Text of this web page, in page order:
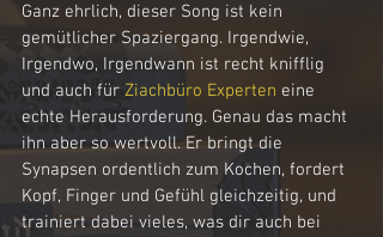
Ganz ehrlich, dieser Song ist kein
gemütlicher Spaziergang. Irgendwie,
Irgendwo, Irgendwann ist recht knifflig
und auch für Ziachbüro Experten eine
echte Herausforderung. Genau das macht
ihn aber so wertvoll. Er bringt die
Synapsen ordentlich zum Kochen, fordert
Kopf, Finger und Gefühl gleichzeitig, und
trainiert dabei vieles, was dir auch bei